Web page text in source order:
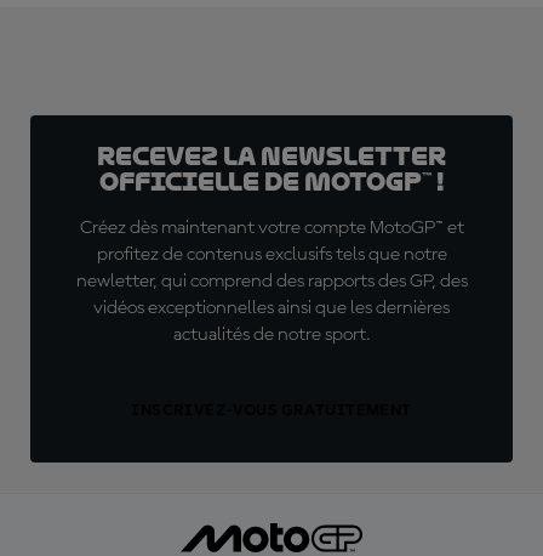
Recevez la Newsletter
officielle de MotoGP™ !
Créez dès maintenant votre compte MotoGP™ et
profitez de contenus exclusifs tels que notre
newletter, qui comprend des rapports des GP, des
vidéos exceptionnelles ainsi que les dernières
actualités de notre sport.